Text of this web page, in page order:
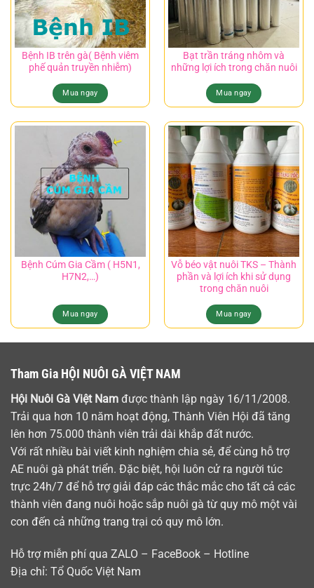
Bệnh IB trên gà( Bệnh viêm
phế quản truyền nhiễm)
Mua ngay
Bạt trần tráng nhôm và
những lợi ích trong chăn nuôi
Mua ngay
Bệnh Cúm Gia Cầm ( H5N1,
H7N2,…)
Mua ngay
Vỗ béo vật nuôi TKS – Thành
phần và lợi ích khi sử dụng
trong chăn nuôi
Mua ngay
Tham Gia HỘI NUÔI GÀ VIỆT NAM
Hội Nuôi Gà Việt Nam được thành lập ngày 16/11/2008.
Trải qua hơn 10 năm hoạt động, Thành Viên Hội đã tăng
lên hơn 75.000 thành viên trải dài khắp đất nước.
Với rất nhiều bài viết kinh nghiệm chia sẻ, để cùng hỗ trợ
AE nuôi gà phát triển. Đặc biệt, hội luôn cử ra người túc
trực 24h/7 để hỗ trợ giải đáp các thắc mắc cho tất cả các
thành viên đang nuôi hoặc sắp nuôi gà từ quy mô một vài
con đến cả những trang trại có quy mô lớn.
Hỗ trợ miễn phí qua ZALO – FaceBook – Hotline
Địa chỉ: Tổ Quốc Việt Nam